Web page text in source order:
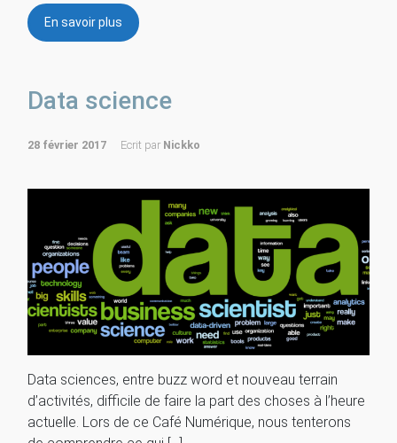
En savoir plus
Data science
28 février 2017 Ecrit par Nickko
Data sciences, entre buzz word et nouveau terrain
d’activités, difficile de faire la part des choses à l’heure
actuelle. Lors de ce Café Numérique, nous tenterons